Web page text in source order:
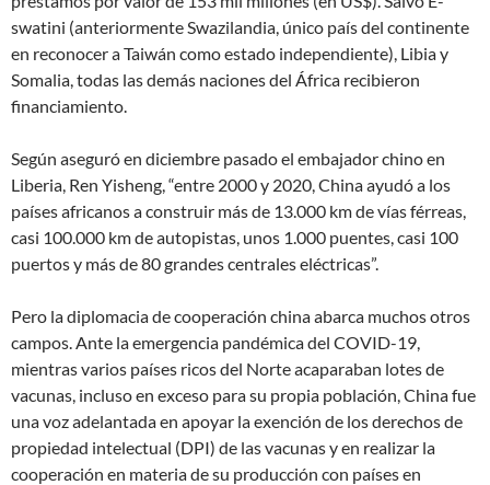
swatini (anteriormente Swazilandia, único país del continente
en reconocer a Taiwán como estado independiente), Libia y
Somalia, todas las demás naciones del África recibieron
financiamiento.
Según aseguró en diciembre pasado el embajador chino en
Liberia, Ren Yisheng, “entre 2000 y 2020, China ayudó a los
países africanos a construir más de 13.000 km de vías férreas,
casi 100.000 km de autopistas, unos 1.000 puentes, casi 100
puertos y más de 80 grandes centrales eléctricas”.
Pero la diplomacia de cooperación china abarca muchos otros
campos. Ante la emergencia pandémica del COVID-19,
mientras varios países ricos del Norte acaparaban lotes de
vacunas, incluso en exceso para su propia población, China fue
una voz adelantada en apoyar la exención de los derechos de
propiedad intelectual (DPI) de las vacunas y en realizar la
cooperación en materia de su producción con países en